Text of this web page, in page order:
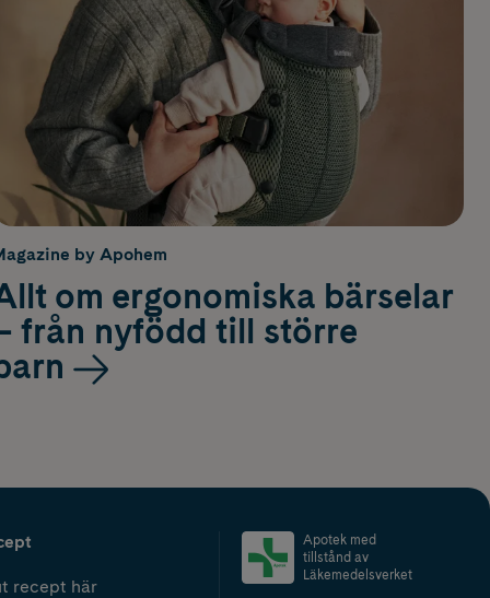
by Apohem
om ergonomiska bärselar
från nyfödd till större
recept här
Apotek med
tillstånd av
Läkemedelsverket